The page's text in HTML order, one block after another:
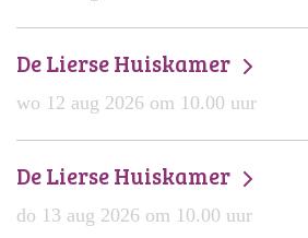
De Lierse Huiskamer
wo 12 aug 2026 om 10.00 uur
De Lierse Huiskamer
do 13 aug 2026 om 10.00 uur